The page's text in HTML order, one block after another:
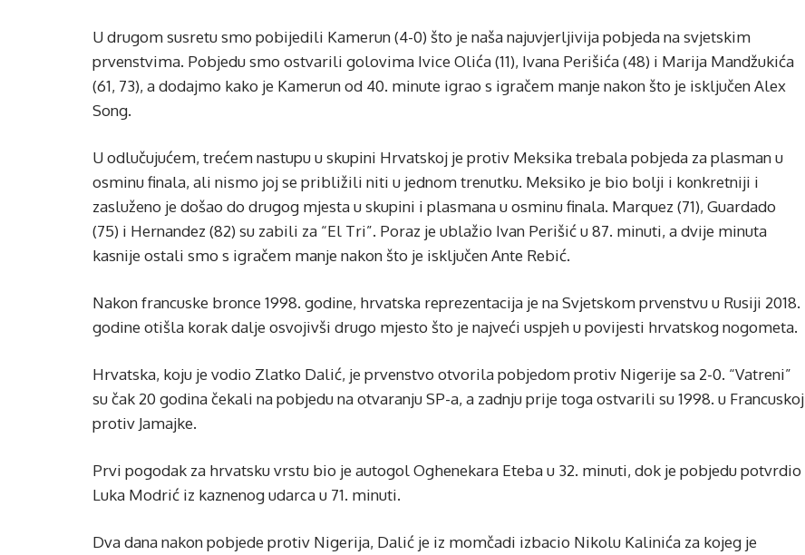
U drugom susretu smo pobijedili Kamerun (4-0) što je naša najuvjerljivija pobjeda na svjetskim
prvenstvima. Pobjedu smo ostvarili golovima Ivice Olića (11), Ivana Perišića (48) i Marija Mandžukića
(61, 73), a dodajmo kako je Kamerun od 40. minute igrao s igračem manje nakon što je isključen Alex
Song.
U odlučujućem, trećem nastupu u skupini Hrvatskoj je protiv Meksika trebala pobjeda za plasman u
osminu finala, ali nismo joj se približili niti u jednom trenutku. Meksiko je bio bolji i konkretniji i
zasluženo je došao do drugog mjesta u skupini i plasmana u osminu finala. Marquez (71), Guardado
(75) i Hernandez (82) su zabili za “El Tri”. Poraz je ublažio Ivan Perišić u 87. minuti, a dvije minuta
kasnije ostali smo s igračem manje nakon što je isključen Ante Rebić.
Nakon francuske bronce 1998. godine, hrvatska reprezentacija je na Svjetskom prvenstvu u Rusiji 2018.
godine otišla korak dalje osvojivši drugo mjesto što je najveći uspjeh u povijesti hrvatskog nogometa.
Hrvatska, koju je vodio Zlatko Dalić, je prvenstvo otvorila pobjedom protiv Nigerije sa 2-0. “Vatreni”
su čak 20 godina čekali na pobjedu na otvaranju SP-a, a zadnju prije toga ostvarili su 1998. u Francuskoj
protiv Jamajke.
Prvi pogodak za hrvatsku vrstu bio je autogol Oghenekara Eteba u 32. minuti, dok je pobjedu potvrdio
Luka Modrić iz kaznenog udarca u 71. minuti.
Dva dana nakon pobjede protiv Nigerija, Dalić je iz momčadi izbacio Nikolu Kalinića za kojeg je